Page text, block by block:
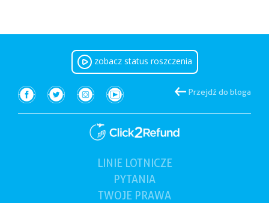
zobacz status roszczenia
Przejdź do bloga
LINIE LOTNICZE
PYTANIA
TWOJE PRAWA